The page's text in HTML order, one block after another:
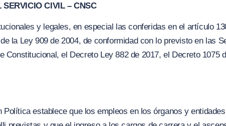
CIVIL – CNSC
y legales, en especial las conferidas en el artículo
la Ley 909 de 2004, de conformidad con lo previsto en las
Constitucional, el Decreto Ley 882 de 2017, el Decreto 1075
establece que los empleos en los órganos y